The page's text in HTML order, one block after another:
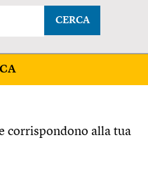
CERCA
corrispondono alla tua